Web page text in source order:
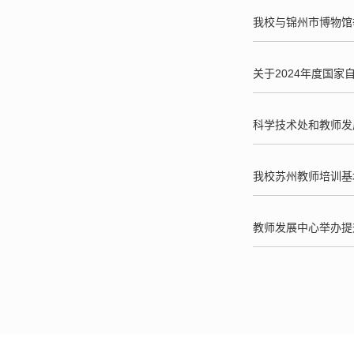
我校与锦州市博物
关于2024年度国家
科学技术处和教师
我校苏州教师培训
教师发展中心举办